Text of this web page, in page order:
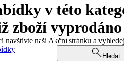
v této
zboží vyprodáno
navštivte naši Akční stránku a
Hledat